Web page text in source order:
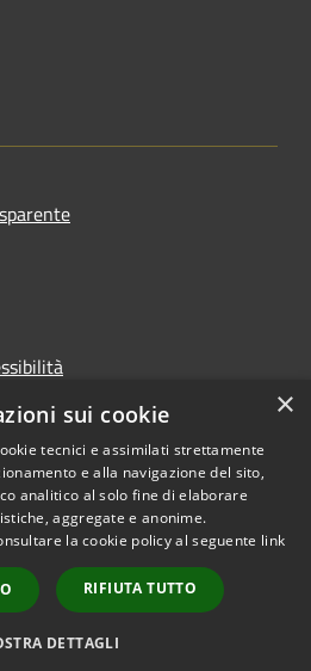
Copyright © 2026 • Comune di
Lastra a Signa • Powered by
Municipium•
Accesso
redazione
×
sui cookie
tecnici e assimilati strettamente
e alla navigazione del sito,
analitico al solo fine di elaborare
aggregate e anonime.
la cookie policy al seguente link
RIFIUTA TUTTO
DETTAGLI